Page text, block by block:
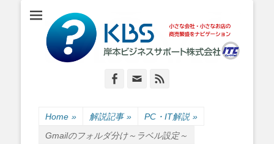
岸本ビジネスサポ
ート株式会社
小さな会社・小さなお店のIT経営をナビゲーション
Facebook
Email
Home » 解説記事 » PC・IT解説 »
Gmailのフォルダ分け～ラベル設定～